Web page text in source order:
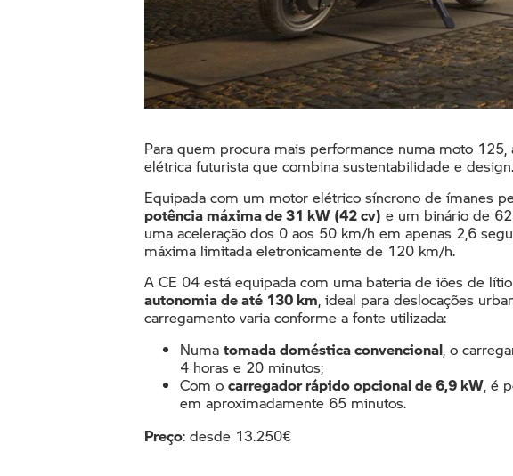
Para quem procura mais performance numa moto 125,
elétrica futurista que combina sustentabilidade e design.
Equipada com um motor elétrico síncrono de ímanes
potência máxima de 31 kW (42 cv) e um binário de
uma aceleração dos 0 aos 50 km/h em apenas 2,6
máxima limitada eletronicamente de 120 km/h.
A CE 04 está equipada com uma bateria de iões de
autonomia de até 130 km , ideal para deslocações
carregamento varia conforme a fonte utilizada:
Numa tomada doméstica convencional , o
4 horas e 20 minutos;
Com o carregador rápido opcional de 6,9 kW , é
em aproximadamente 65 minutos.
Preço: desde 13.250€